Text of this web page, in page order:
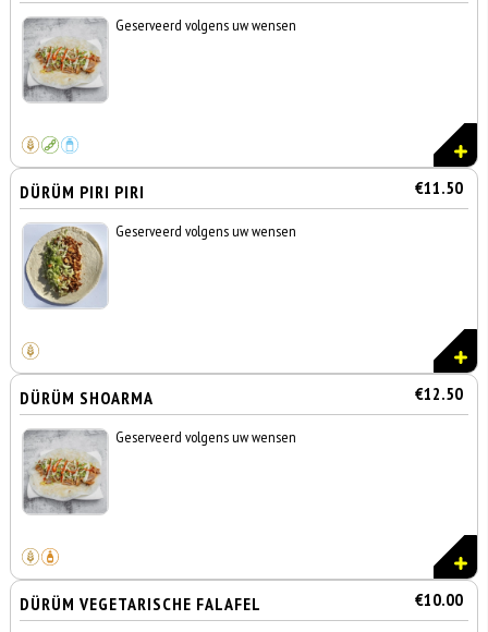
Geserveerd volgens uw wensen
DÜRÜM PIRI PIRI €11.50
Geserveerd volgens uw wensen
DÜRÜM SHOARMA €12.50
Geserveerd volgens uw wensen
DÜRÜM VEGETARISCHE FALAFEL €10.00